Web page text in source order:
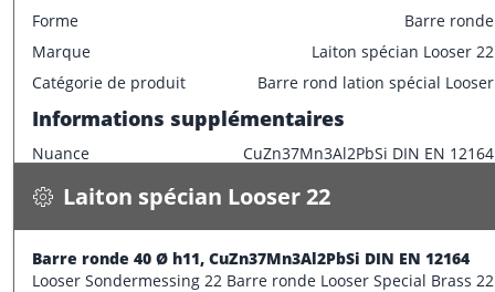
Forme
Barre ronde
Marque
Laiton spécian Looser 22
Catégorie de produit
Barre rond lation spécial Looser
Informations supplémentaires
Nuance CuZn37Mn3Al2PbSi DIN EN 12164
Caractéristiques dimensionnelles
Informations supplémentaires
Laiton spécian Looser 22
10.400 kg / m
Spécifications
Laiton spécian Looser 22
Barre ronde 40 Ø h11, CuZn37Mn3Al2PbSi DIN EN 12164
Looser Sondermessing 22 Barre ronde Looser Special Brass 22
CONFECTIONNER
Stock: 7.8 m